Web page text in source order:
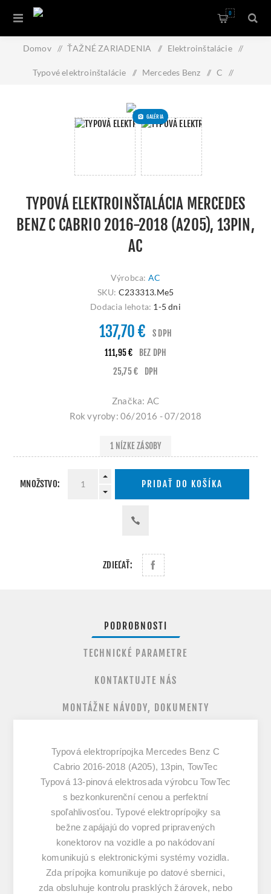
0
Domov / ŤAŽNÉ ZARIADENIA / Elektroinštalácie /
Typové elektroinštalácie / Mercedes Benz / C /
Typová elektroinštalácia Mercedes Benz C Cabrio 2016-2018
(A205), 13pin, AC
GALÉRIA
TYPOVÁ ELEKTROINŠTALÁCIA MERCEDES
BENZ C CABRIO 2016-2018 (A205), 13PIN,
AC
Výrobca: AC
SKU: C233313.Me5
Dodacia lehota: 1-5 dni
137,70 €
S DPH
111,95 €
BEZ DPH
25,75 €
DPH
Značka: AC
Rok vyroby: 06/2016 - 07/2018
1 NÍZKE ZÁSOBY
MNOŽSTVO: PRIDAŤ DO KOŠÍKA
ZDIEĽAŤ:
PODROBNOSTI
TECHNICKÉ PARAMETRE
KONTAKTUJTE NÁS
MONTÁŽNE NÁVODY, DOKUMENTY
Typová elektroprípojka Mercedes Benz C
Cabrio 2016-2018 (A205), 13pin, TowTec
Typová 13-pinová elektrosada výrobcu TowTec
s bezkonkurenční cenou a perfektní
spoľahlivosťou. Typové elektroprípojky sa
bežne zapájajú do vopred pripravených
konektorov na vozidle a po nakódovaní
komunikujú s elektronickými systémy vozidla.
Zda prípojka komunikuje po datové sbernici,
zda obsluhuje kontrolu prasklých žárovek, nebo